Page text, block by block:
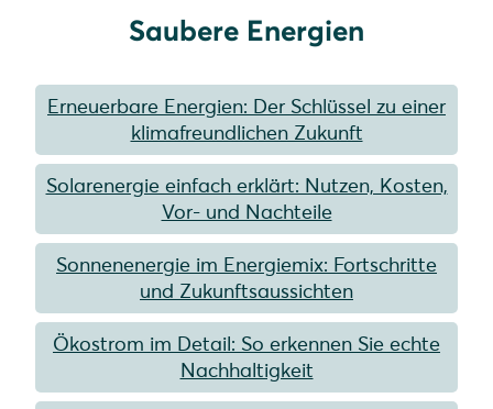
Saubere Energien
Erneuerbare Energien: Der Schlüssel zu einer
klimafreundlichen Zukunft
Solarenergie einfach erklärt: Nutzen, Kosten,
Vor- und Nachteile
Sonnenenergie im Energiemix: Fortschritte
und Zukunftsaussichten
Ökostrom im Detail: So erkennen Sie echte
Nachhaltigkeit